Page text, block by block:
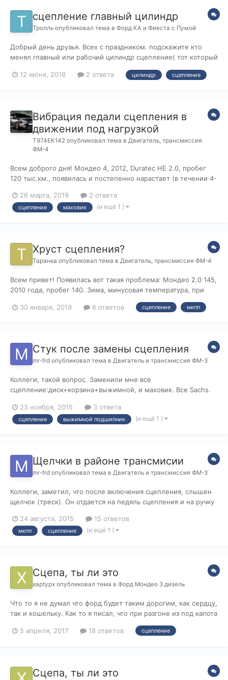
сцепление главный цилиндр
Тролль опубликовал тема в Форд КА и Фиеста с Пумой
Добрый день друзья. Всех с праздником. подскажите кто
менял главный или рабочий цилиндр сцепление( тот который
пидальный узел или можно как-то по другому его достать.
12 июня, 2018 2 ответа цилиндр сцепление
Вибрация педали сцепления в
движении под нагрузкой
T974EK142 опубликовал тема в Двигатель, трансмиссия
ФМ-4
Всем доброго дня! Мондео 4, 2012, Duratec HE 2.0, пробег
120 тыс.км., появилась и постепенно нарастает (в течении 4-
скорости 30+ км/ч, проявляется только на ходу и только
когда коробка получает нагрузку от двигателя, если стоишь
26 марта, 2019 2 ответа
сцепление маховик (и ещё 1 )
Хруст сцепления?
Таранка опубликовал тема в Двигатель, трансмиссия ФМ-4
Всем привет! Появилась вот такая проблема: Мондео 2.0 145,
2010 года, пробег 140. Зима, минусовая температура, при
сцепления, на нейтрали, появляется хруст-скрежет со
30 января, 2019 6 ответов сцепление мкпп
Стук после замены сцепления
mr-frd опубликовал тема в Двигатель и трансмиссия ФМ-3
Коллеги, такой вопрос. Заменили мне все
сцепление:диск+корзина+выжимной, и маховик. Все Sachs.
сцепления. Когда отпускаю педаль, звук пропадает. Что это?
Выжимной? Все вроде новое. Может притираются там все
23 ноября, 2015 3 ответа
сцепление выжимной подшипник (и ещё 1 )
Щелчки в районе трансмисии
mr-frd опубликовал тема в Двигатель и трансмиссия ФМ-3
Коллеги, заметил, что после включения сцепления, слышен
щелчок (треск). Он отдается на педяль сцепления и на ручку
проверяли (в т.ч. шрусы, ступицы). Думаю, что это связано с
износом демпферных пружин маховика. Что думаете?
24 августа, 2015 15 ответов
мкпп сцепление (и ещё 1 )
Сцепа, ты ли это
xaptypx опубликовал тема в Форд Мондео 3 дизель
Что то я не думал что форд будет таким дорогим, как сердцу,
так и кошельку. Как то я писал, что при разгоне из под капота
сцепление. Форсунки вроде как проверили и все ок. Начал
5 апреля, 2017 18 ответов сцепление
Сцепа, ты ли это